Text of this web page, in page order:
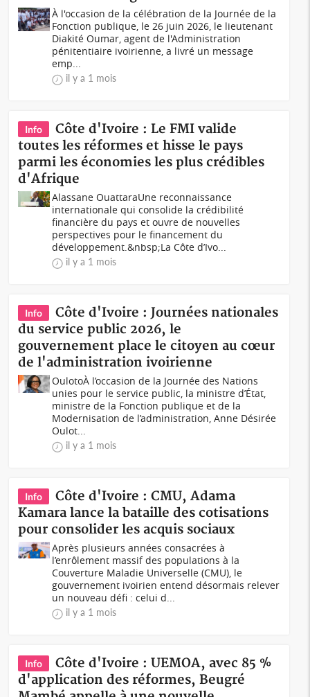
À l'occasion de la célébration de la Journée de la
Fonction publique, le 26 juin 2026, le lieutenant
Diakité Oumar, agent de l'Administration
pénitentiaire ivoirienne, a livré un message
emp...
il y a 1 mois
Info
Côte d'Ivoire : Le FMI valide
toutes les réformes et hisse le pays
parmi les économies les plus crédibles
d'Afrique
Alassane OuattaraUne reconnaissance
internationale qui consolide la crédibilité
financière du pays et ouvre de nouvelles
perspectives pour le financement du
développement.&nbsp;La Côte d’Ivo...
il y a 1 mois
Info
Côte d'Ivoire : Journées nationales
du service public 2026, le
gouvernement place le citoyen au cœur
de l'administration ivoirienne
OulotoÀ l’occasion de la Journée des Nations
unies pour le service public, la ministre d’État,
ministre de la Fonction publique et de la
Modernisation de l’administration, Anne Désirée
Oulot...
il y a 1 mois
Info
Côte d'Ivoire : CMU, Adama
Kamara lance la bataille des cotisations
pour consolider les acquis sociaux
Après plusieurs années consacrées à
l’enrôlement massif des populations à la
Couverture Maladie Universelle (CMU), le
gouvernement ivoirien entend désormais relever
un nouveau défi : celui d...
il y a 1 mois
Info
Côte d'Ivoire : UEMOA, avec 85 %
d'application des réformes, Beugré